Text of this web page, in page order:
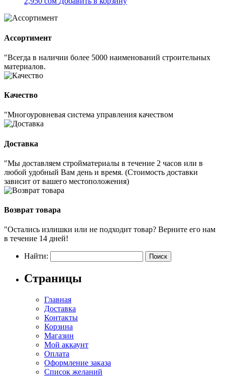
Ассортимент
"Всегда в наличии более 5000 наименований строительных
материалов.
Качество
"Многоуровневая система управления качеством
Доставка
"Мы доставляем стройматериалы в течение 2 часов или в
любой удобный Вам день и время. (Стоимость доставки
зависит от вашего местоположения)
Возврат товара
"Остались излишки или не подходит товар? Верните его нам
в течение 14 дней!
Найти:
Страницы
Главная
Доставка
Контакты
Корзина
Магазин
Мой аккаунт
Оплата
Оформление заказа
Список желаний